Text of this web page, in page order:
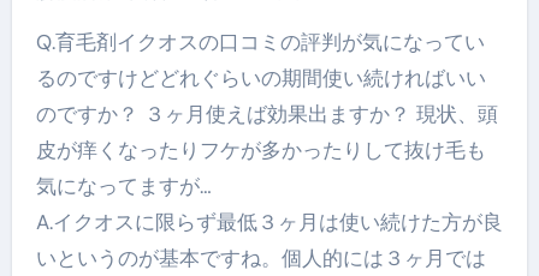
Q.育毛剤イクオスの口コミの評判が気になってい
るのですけどどれぐらいの期間使い続ければいい
のですか？ ３ヶ月使えば効果出ますか？ 現状、頭
皮が痒くなったりフケが多かったりして抜け毛も
気になってますが…
A.イクオスに限らず最低３ヶ月は使い続けた方が良
いというのが基本ですね。個人的には３ヶ月では